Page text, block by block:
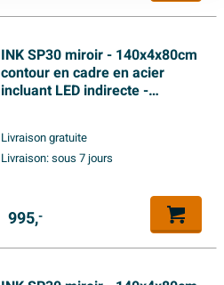
INK SP30 miroir - 140x4x80cm
contour en cadre en acier
incluant LED indirecte -
interrupteur - noir mat
Livraison gratuite
Livraison:sous 7 jours
995,-